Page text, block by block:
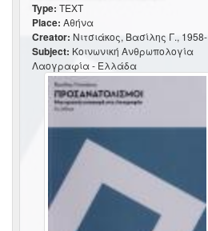
Type: TEXT
Place: Αθήνα
Creator: Νιτσιάκος, Βασίλης Γ., 1958-
Subject: Κοινωνική Ανθρωπολογία
Λαογραφία - Ελλάδα